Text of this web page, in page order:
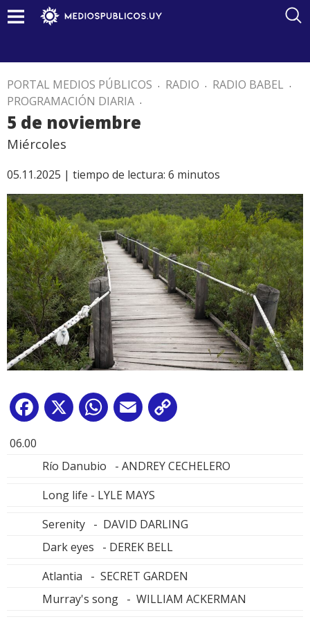
PORTAL MEDIOS PÚBLICOS . RADIO . RADIO BABEL .
PROGRAMACIÓN DIARIA .
5 de noviembre
Miércoles
05.11.2025 | tiempo de lectura: 6 minutos
Facebook
X WhatsApp
Email
06.00
Río Danubio - ANDREY CECHELERO
Long life - LYLE MAYS
Serenity - DAVID DARLING
Dark eyes - DEREK BELL
Atlantia - SECRET GARDEN
Murray's song - WILLIAM ACKERMAN